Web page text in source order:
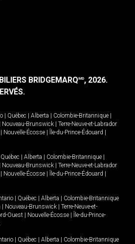
BRIDGEMARQMD, 2026.
Québec Alberta Colombie-Britannique
Nouveau-Brunswick
Terre-Neuve-et-Labrador
Nouvelle-Écosse Île-du-Prince-Édouard
Québec Alberta Colombie-Britannique
Nouveau-Brunswick
Terre-Neuve-et-Labrador
Nouvelle-Écosse Île-du-Prince-Édouard
Québec Alberta
Colombie-Britannique
Nouveau-Brunswick
Terre-Neuve-et-
Ouest Nouvelle-Écosse
Île-du-Prince-
Québec Alberta
Colombie-Britannique